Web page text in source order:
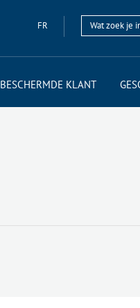
FR
BESCHERMDE KLANT